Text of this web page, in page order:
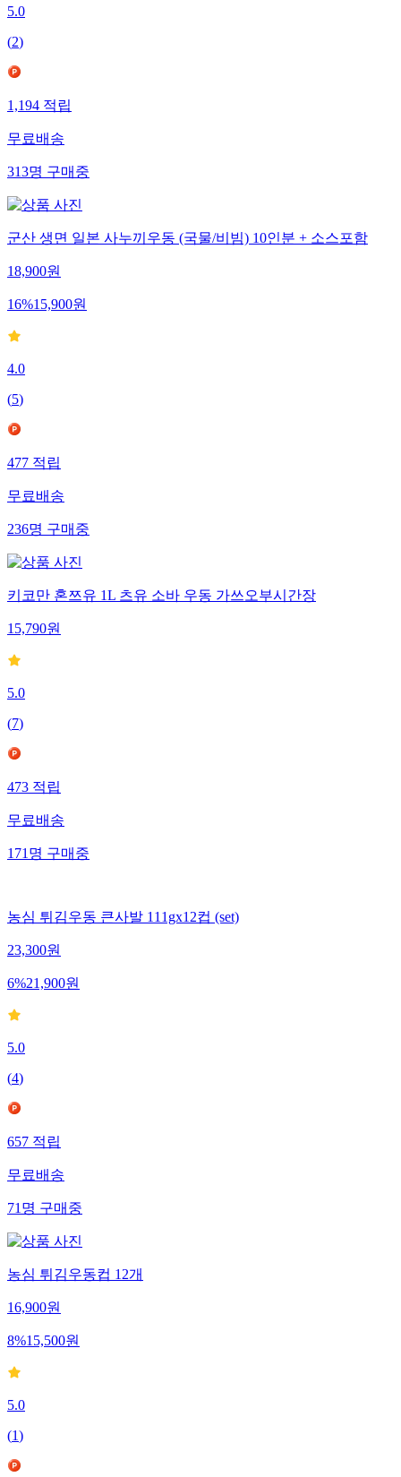
5.0
(2)
1,194적립
무료배송
313명구매중
군산 생면 일본 사누끼우동 (국물/비빔) 10인분 + 소스포함
18,900원
16%15,900원
4.0
(5)
477적립
무료배송
236명구매중
키코만 혼쯔유 1L 츠유 소바 우동 가쓰오부시간장
15,790원
5.0
(7)
473적립
무료배송
171명구매중
농심 튀김우동 큰사발 111gx12컵 (set)
23,300원
6%21,900원
5.0
(4)
657적립
무료배송
71명구매중
농심 튀김우동컵 12개
16,900원
8%15,500원
5.0
(1)